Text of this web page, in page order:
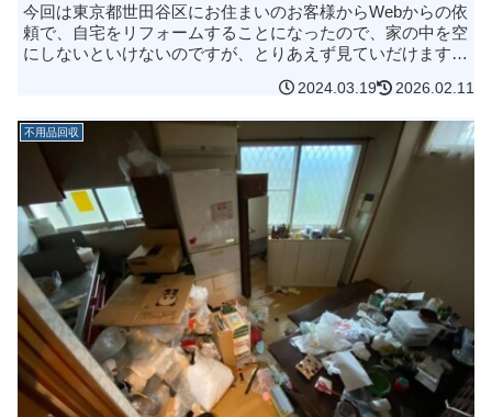
今回は東京都世田谷区にお住まいのお客様からWebからの依
頼で、自宅をリフォームすることになったので、家の中を空
にしないといけないのですが、とりあえず見ていだけます
2024.03.19 2026.02.11
不用品回収